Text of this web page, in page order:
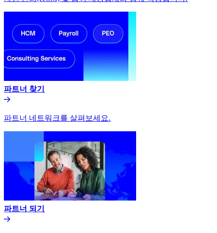
파트너 찾기​​
파트너 네트워크를 살펴보세요.​​
파트너 되기​​